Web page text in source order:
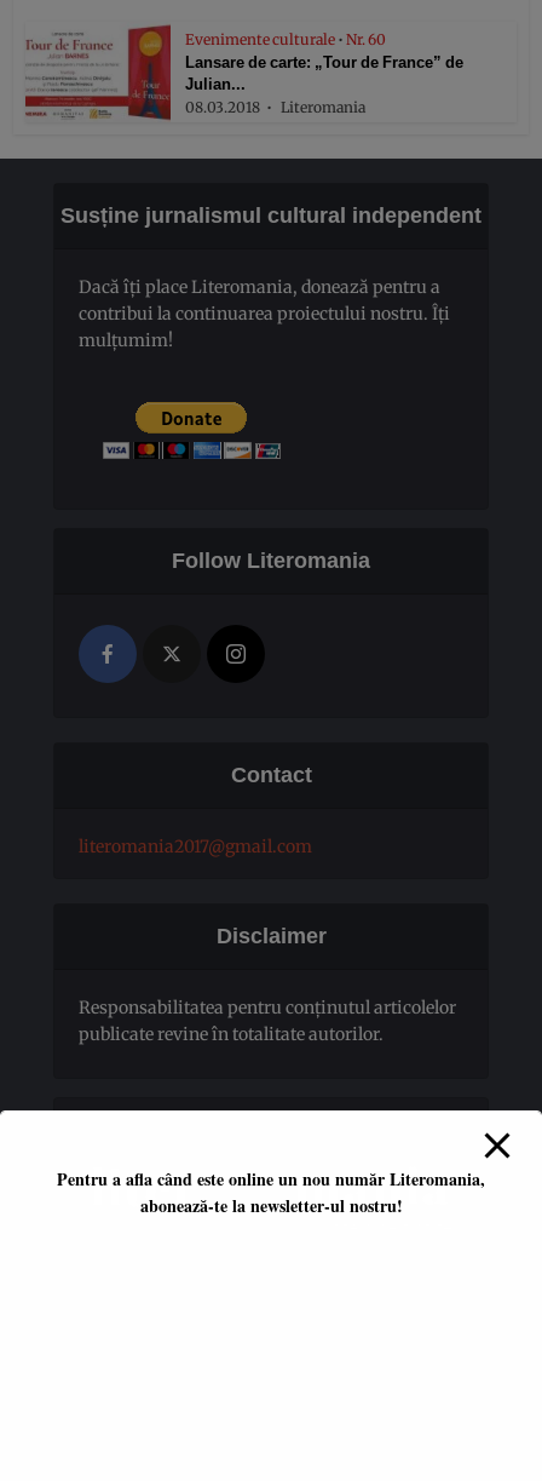
Evenimente culturale • Nr. 60
Lansare de carte: „Tour de France” de
Julian...
08.03.2018
Literomania
Susține jurnalismul cultural independent
Dacă îți place Literomania, donează pentru a
contribui la continuarea proiectului nostru. Îți
mulțumim!
Follow Literomania
Contact
literomania2017@gmail.com
Disclaimer
Responsabilitatea pentru conţinutul articolelor
publicate revine în totalitate autorilor.
Pentru a afla când este online un nou număr Literomania,
abonează-te la newsletter-ul nostru!